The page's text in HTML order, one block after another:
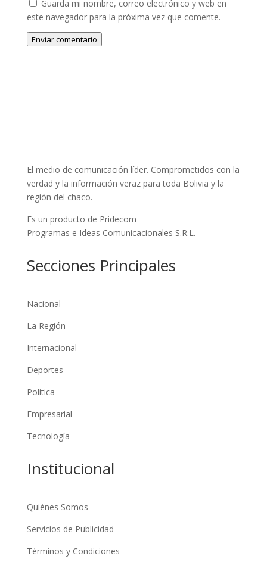
Guarda mi nombre, correo electrónico y web en
este navegador para la próxima vez que comente.
Enviar comentario
El medio de comunicación líder. Comprometidos con la
verdad y la información veraz para toda Bolivia y la
región del chaco.
Es un producto de Pridecom
Programas e Ideas Comunicacionales S.R.L.
Secciones Principales
Nacional
La Región
Internacional
Deportes
Politica
Empresarial
Tecnología
Institucional
Quiénes Somos
Servicios de Publicidad
Términos y Condiciones